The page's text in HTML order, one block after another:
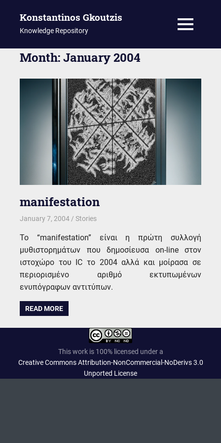
content
Konstantinos Gkoutzis
Knowledge Repository MENU
Month:January 2004
manifestation
January 7, 2004 kgk
Stories
Το “manifestation” είναι η πρώτη συλλογή
μυθιστορημάτων που δημοσίευσα on-line στον
ιστοχώρο του IC το 2004 αλλά και μοίρασα σε
περιορισμένο αριθμό εκτυπωμένων
ενυπόγραφων αντιτύπων.
READ MORE
This work is 100% licensed under a
Creative Commons Attribution-NonCommercial-NoDerivs 3.0
Unported License